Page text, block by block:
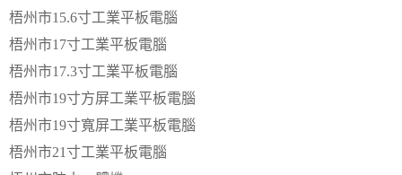
梧州市15.6寸工業平板電腦
梧州市17寸工業平板電腦
梧州市17.3寸工業平板電腦
梧州市19寸方屏工業平板電腦
梧州市19寸寬屏工業平板電腦
梧州市21寸工業平板電腦